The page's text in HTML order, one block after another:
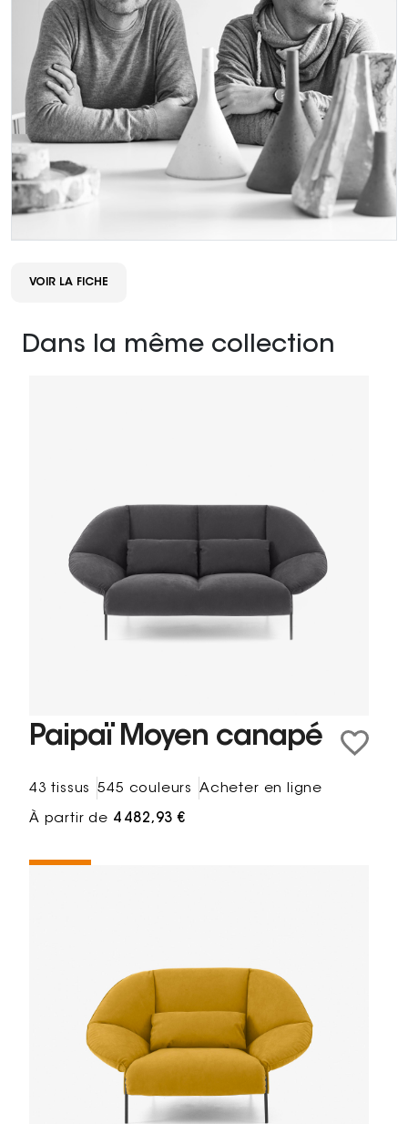
VOIR LA FICHE
Dans la même collection
Paipaï Moyen canapé
43 tissus 545 couleurs Acheter en ligne
À partir de 4 482,93 €